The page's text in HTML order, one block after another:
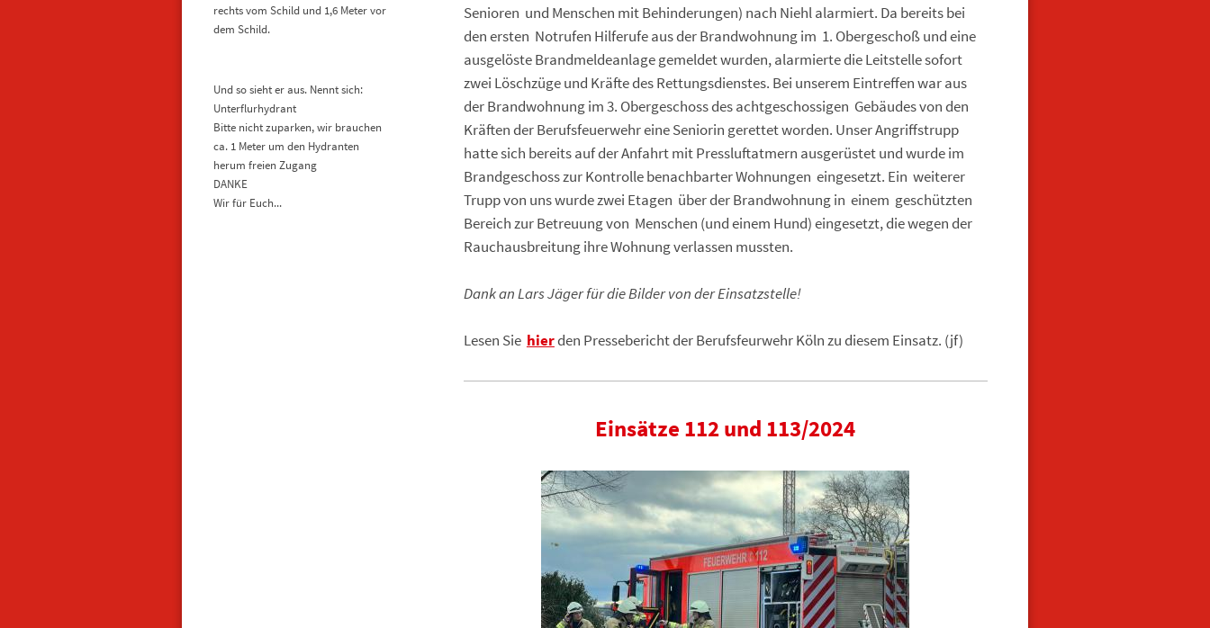
Senioren und Menschen mit Behinderungen) nach Niehl alarmiert. Da bereits bei
den ersten Notrufen Hilferufe aus der Brandwohnung im 1. Obergeschoß und eine
ausgelöste Brandmeldeanlage gemeldet wurden, alarmierte die Leitstelle sofort
zwei Löschzüge und Kräfte des Rettungsdienstes. Bei unserem Eintreffen war aus
der Brandwohnung im 3. Obergeschoss des achtgeschossigen Gebäudes von den
Kräften der Berufsfeuerwehr eine Seniorin gerettet worden. Unser Angriffstrupp
hatte sich bereits auf der Anfahrt mit Pressluftatmern ausgerüstet und wurde im
Brandgeschoss zur Kontrolle benachbarter Wohnungen eingesetzt. Ein weiterer
Trupp von uns wurde zwei Etagen über der Brandwohnung in einem geschützten
Bereich zur Betreuung von Menschen (und einem Hund) eingesetzt, die wegen der
Rauchausbreitung ihre Wohnung verlassen mussten.
Dank an Lars Jäger für die Bilder von der Einsatzstelle!
Lesen Sie hierden Pressebericht der Berufsfeurwehr Köln zu diesem Einsatz. (jf)
Einsätze 112 und 113/2024
rechts vom Schild und 1,6 Meter vor
dem Schild.
Und so sieht er aus. Nennt sich:
Unterflurhydrant
Bitte nicht zuparken, wir brauchen
ca. 1 Meter um den Hydranten
herum freien Zugang
DANKE
Wir für Euch...